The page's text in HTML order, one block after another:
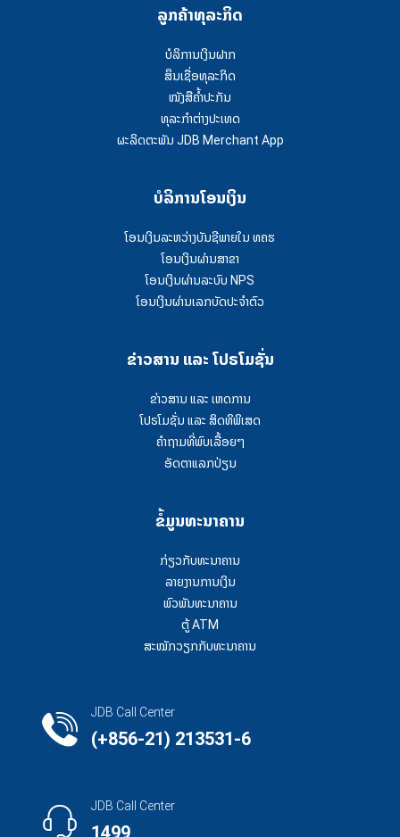
ລູກຄ້າທຸລະກິດ
ບໍລິການເງິນຝາກ
ສຶນເຊື່ອທຸລະກິດ
ໜັງສືຄໍ້າປະກັນ
ທຸລະກຳຕ່າງປະເທດ
ຜະລິດຕະພັນ JDB Merchant App
ບໍລິການໂອນເງິນ
ໂອນເງິນລະຫວ່າງບັນຊີພາຍໃນ ທຄຮ
ໂອນເງິນຜ່ານສາຂາ
ໂອນເງິນຜ່ານລະບົບ NPS
ໂອນເງິນຜ່ານເລກບັດປະຈຳຕົວ
ຂ່າວສານ ແລະ ໂປຣໂມຊັ່ນ
ຂ່າວສານ ແລະ ເຫດການ
ໂປຣໂມຊັ່ນ ແລະ ສິດທິພິເສດ
ຄໍາຖາມທີ່ພົບເລື້ອຍໆ
ອັດຕາແລກປ່ຽນ
ຂໍ້ມູນທະນາຄານ
ກ່ຽວກັບທະນາຄານ
ລາຍງານການເງິນ
ພົວພັນທະນາຄານ
ຕູ້ ATM
ສະໝັກວຽກກັບທະນາຄານ
JDB Call Center
(+856-21) 213531-6
JDB Call Center